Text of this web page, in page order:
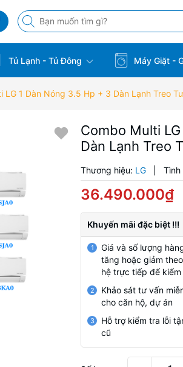
Tủ Lạnh - Tủ Đông Máy Giặt -
LG 1 Dàn Nóng 3.5 Hp + 3 Dàn Lạnh Treo
Combo Multi
Dàn Lạnh Treo
Thương hiệu: LG Tình
36.490.000₫
Khuyến mãi đặc biệt !!!
1
Giá và số lượng
tăng hoặc giảm
hệ trực tiếp để
2
Khảo sát tư vấn
cho căn hộ, dự án
3
Hỗ trợ kiểm tra lỗi
cũ